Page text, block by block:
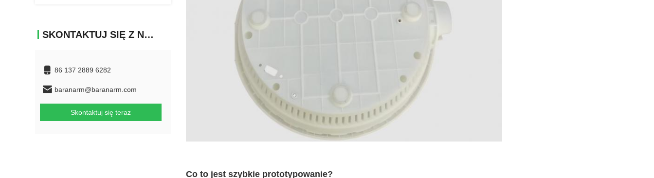
SKONTAKTUJ SIĘ Z NAMI
86 137 2889 6282
baranarm@baranarm.com
Skontaktuj się teraz
Co to jest szybkie prototypowanie?